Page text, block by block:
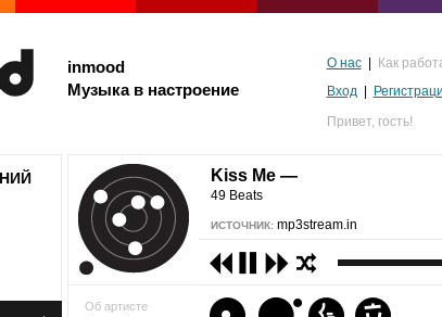
inmood
Музыка в настроение
О нас Как
Вход
Привет, гость!
Kiss Me —
49 Beats
ИСТОЧНИК: mp3stream.in
Об артисте